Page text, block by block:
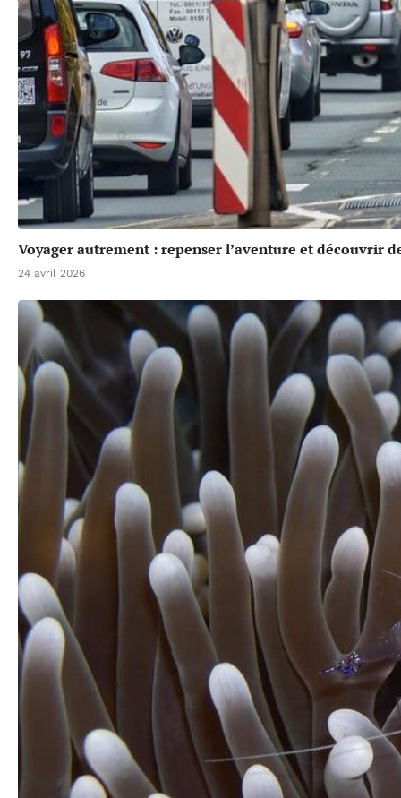
Voyager autrement : repenser l’aventure et découvrir
24 avril 2026